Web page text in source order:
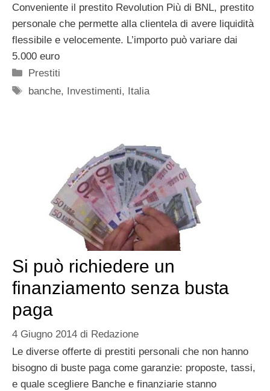
Conveniente il prestito Revolution Più di BNL, prestito
personale che permette alla clientela di avere liquidità
flessibile e velocemente. L’importo può variare dai
5.000 euro
Categorie
Prestiti
Tag
banche, Investimenti, Italia
Si può richiedere un
finanziamento senza busta
paga
4 Giugno 2014 di Redazione
Le diverse offerte di prestiti personali che non hanno
bisogno di buste paga come garanzie: proposte, tassi,
e quale scegliere Banche e finanziarie stanno